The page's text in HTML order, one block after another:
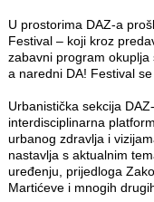
U prostorima DAZ-a
Festival – koji kroz
zabavni program okuplja
a naredni DA! Festival
Urbanistička sekcija
interdisciplinarna
urbanog zdravlja i
nastavlja s aktualnim
uređenju, prijedloga
Martićeve i mnogih